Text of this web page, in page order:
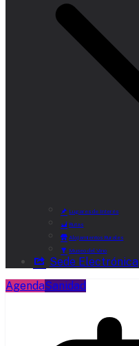
Lugares de Interés
Rutas
Alojamientos Rurales
Museo del Vino
Sede Electrónica
AgendaSanidad